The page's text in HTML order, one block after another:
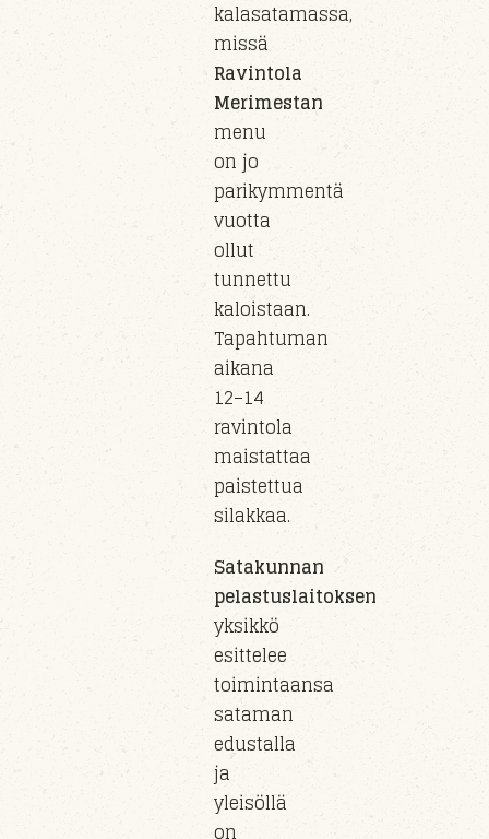
kalasatamassa,
missä
Ravintola
Merimestan
menu
on jo
parikymmentä
vuotta
ollut
tunnettu
kaloistaan.
Tapahtuman
aikana
12–14
ravintola
maistattaa
paistettua
silakkaa.
Satakunnan
pelastuslaitoksen
yksikkö
esittelee
toimintaansa
sataman
edustalla
ja
yleisöllä
on